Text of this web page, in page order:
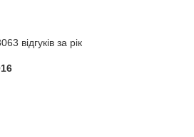
відгуків за рік